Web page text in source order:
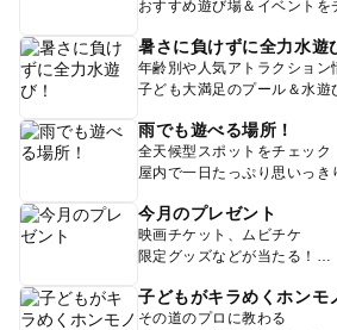
おすすめ遊び場＆イベントを
暑さに負けずに全力水遊
年齢別や人気アトラクション
子ども大満足のプール＆水遊
雨でも遊べる場所！
全天候型スポットをチェック
屋内で一日たっぷり思いっき
今月のプレゼント
映画チケット、ムビチケ
限定グッズなどが当たる！
子どもがキラめくホンモ
その道のプロに教わる